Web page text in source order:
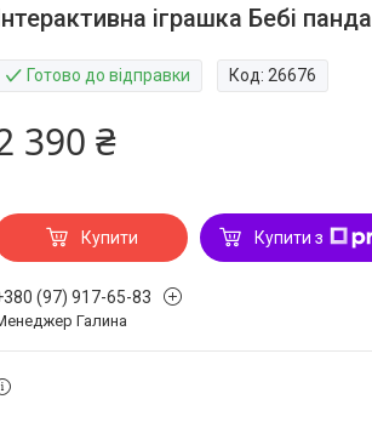
іграшка Бебі панда
Готово до відправки Код: 26676
390 ₴
Купити Купити з
(97) 917-65-83
Галина